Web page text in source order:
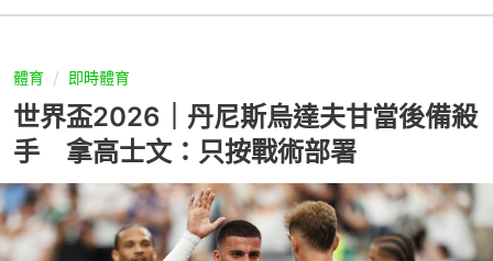
體育 即時體育
世界盃2026｜丹尼斯烏達夫甘當後備殺
手 拿高士文：只按戰術部署